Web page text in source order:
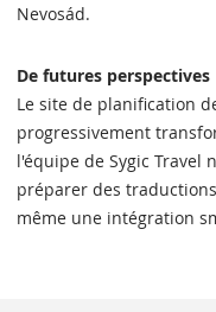
Nevosád.
De futures perspectives
Le site de planification
progressivement
l'équipe de Sygic Travel
préparer des
même une intégration